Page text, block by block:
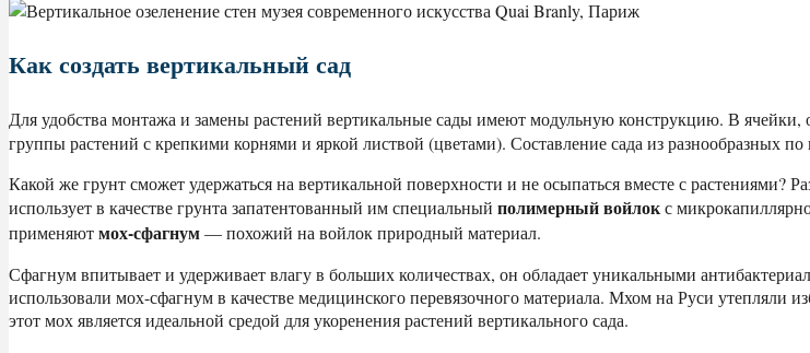
Как создать вертикальный сад
Для удобства монтажа и замены растений вертикальные сады имеют модульную конструкцию. В ячейки,
группы растений с крепкими корнями и яркой листвой (цветами). Составление сада из разнообразных
Какой же грунт сможет удержаться на вертикальной поверхности и не осыпаться вместе с растениями?
использует в качестве грунта запатентованный им специальный полимерный войлокс
применяютмох-сфагнум— похожий на войлок природный материал.
Сфагнум впитывает и удерживает влагу в больших количествах, он обладает уникальными
использовали мох-сфагнум в качестве медицинского перевязочного материала. Мхом на Руси
этот мох является идеальной средой для укоренения растений вертикального сада.